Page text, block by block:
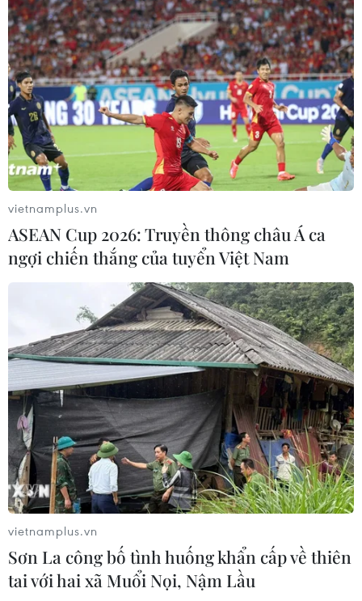
vietnamplus.vn
ASEAN Cup 2026: Truyền thông châu Á ca
ngợi chiến thắng của tuyển Việt Nam
vietnamplus.vn
Sơn La công bố tình huống khẩn cấp về thiên
tai với hai xã Muổi Nọi, Nậm Lầu